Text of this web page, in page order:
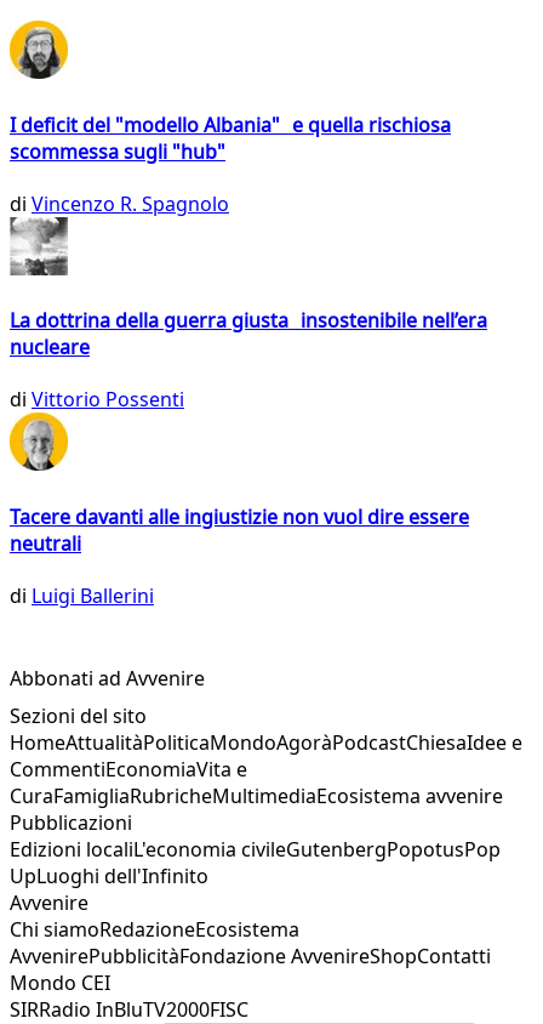
I deficit del "modello Albania" e quella rischiosa
scommessa sugli "hub"
di Vincenzo R. Spagnolo
La dottrina della guerra giusta insostenibile nell’era
nucleare
di Vittorio Possenti
Tacere davanti alle ingiustizie non vuol dire essere
neutrali
di Luigi Ballerini
Abbonati ad Avvenire
Sezioni del sito
HomeAttualitàPoliticaMondoAgoràPodcastChiesaIdee e
CommentiEconomiaVita e
CuraFamigliaRubricheMultimediaEcosistema avvenire
Pubblicazioni
Edizioni localiL'economia civileGutenbergPopotusPop
UpLuoghi dell'Infinito
Avvenire
Chi siamoRedazioneEcosistema
AvvenirePubblicitàFondazione AvvenireShopContatti
Mondo CEI
SIRRadio InBluTV2000FISC